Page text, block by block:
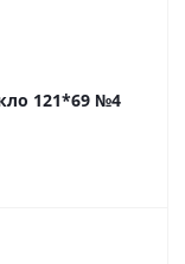
121*69 №4